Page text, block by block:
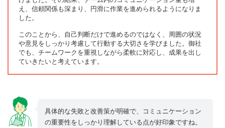
え、信頼関係も深まり、円滑に作業を進められるようになりま
した。
このことから、自己判断だけで進めるのではなく、周囲の状況
や意見をしっかり考慮して行動する大切さを学びました。御社
でも、チームワークを重視しながら柔軟に対応し、成果を出し
ていきたいと考えています。
具体的な失敗と改善策が明確で、コミュニケーション
の重要性をしっかり理解している点が好印象ですね。